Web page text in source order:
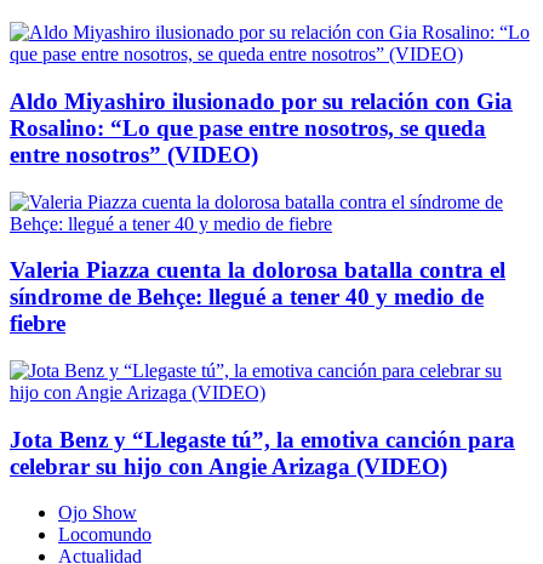
Aldo Miyashiro ilusionado por su relación con Gia
Rosalino: “Lo que pase entre nosotros, se queda
entre nosotros” (VIDEO)
Valeria Piazza cuenta la dolorosa batalla contra el
síndrome de Behçe: llegué a tener 40 y medio de
fiebre
Jota Benz y “Llegaste tú”, la emotiva canción para
celebrar su hijo con Angie Arizaga (VIDEO)
Ojo Show
Locomundo
Actualidad